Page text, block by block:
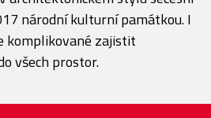
národní kulturní památkou. I
komplikované zajistit
všech prostor.